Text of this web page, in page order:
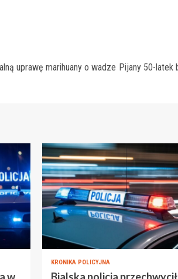
uprawę marihuany o wadze Pijany 50-latek
KRONIKA POLICYJNA